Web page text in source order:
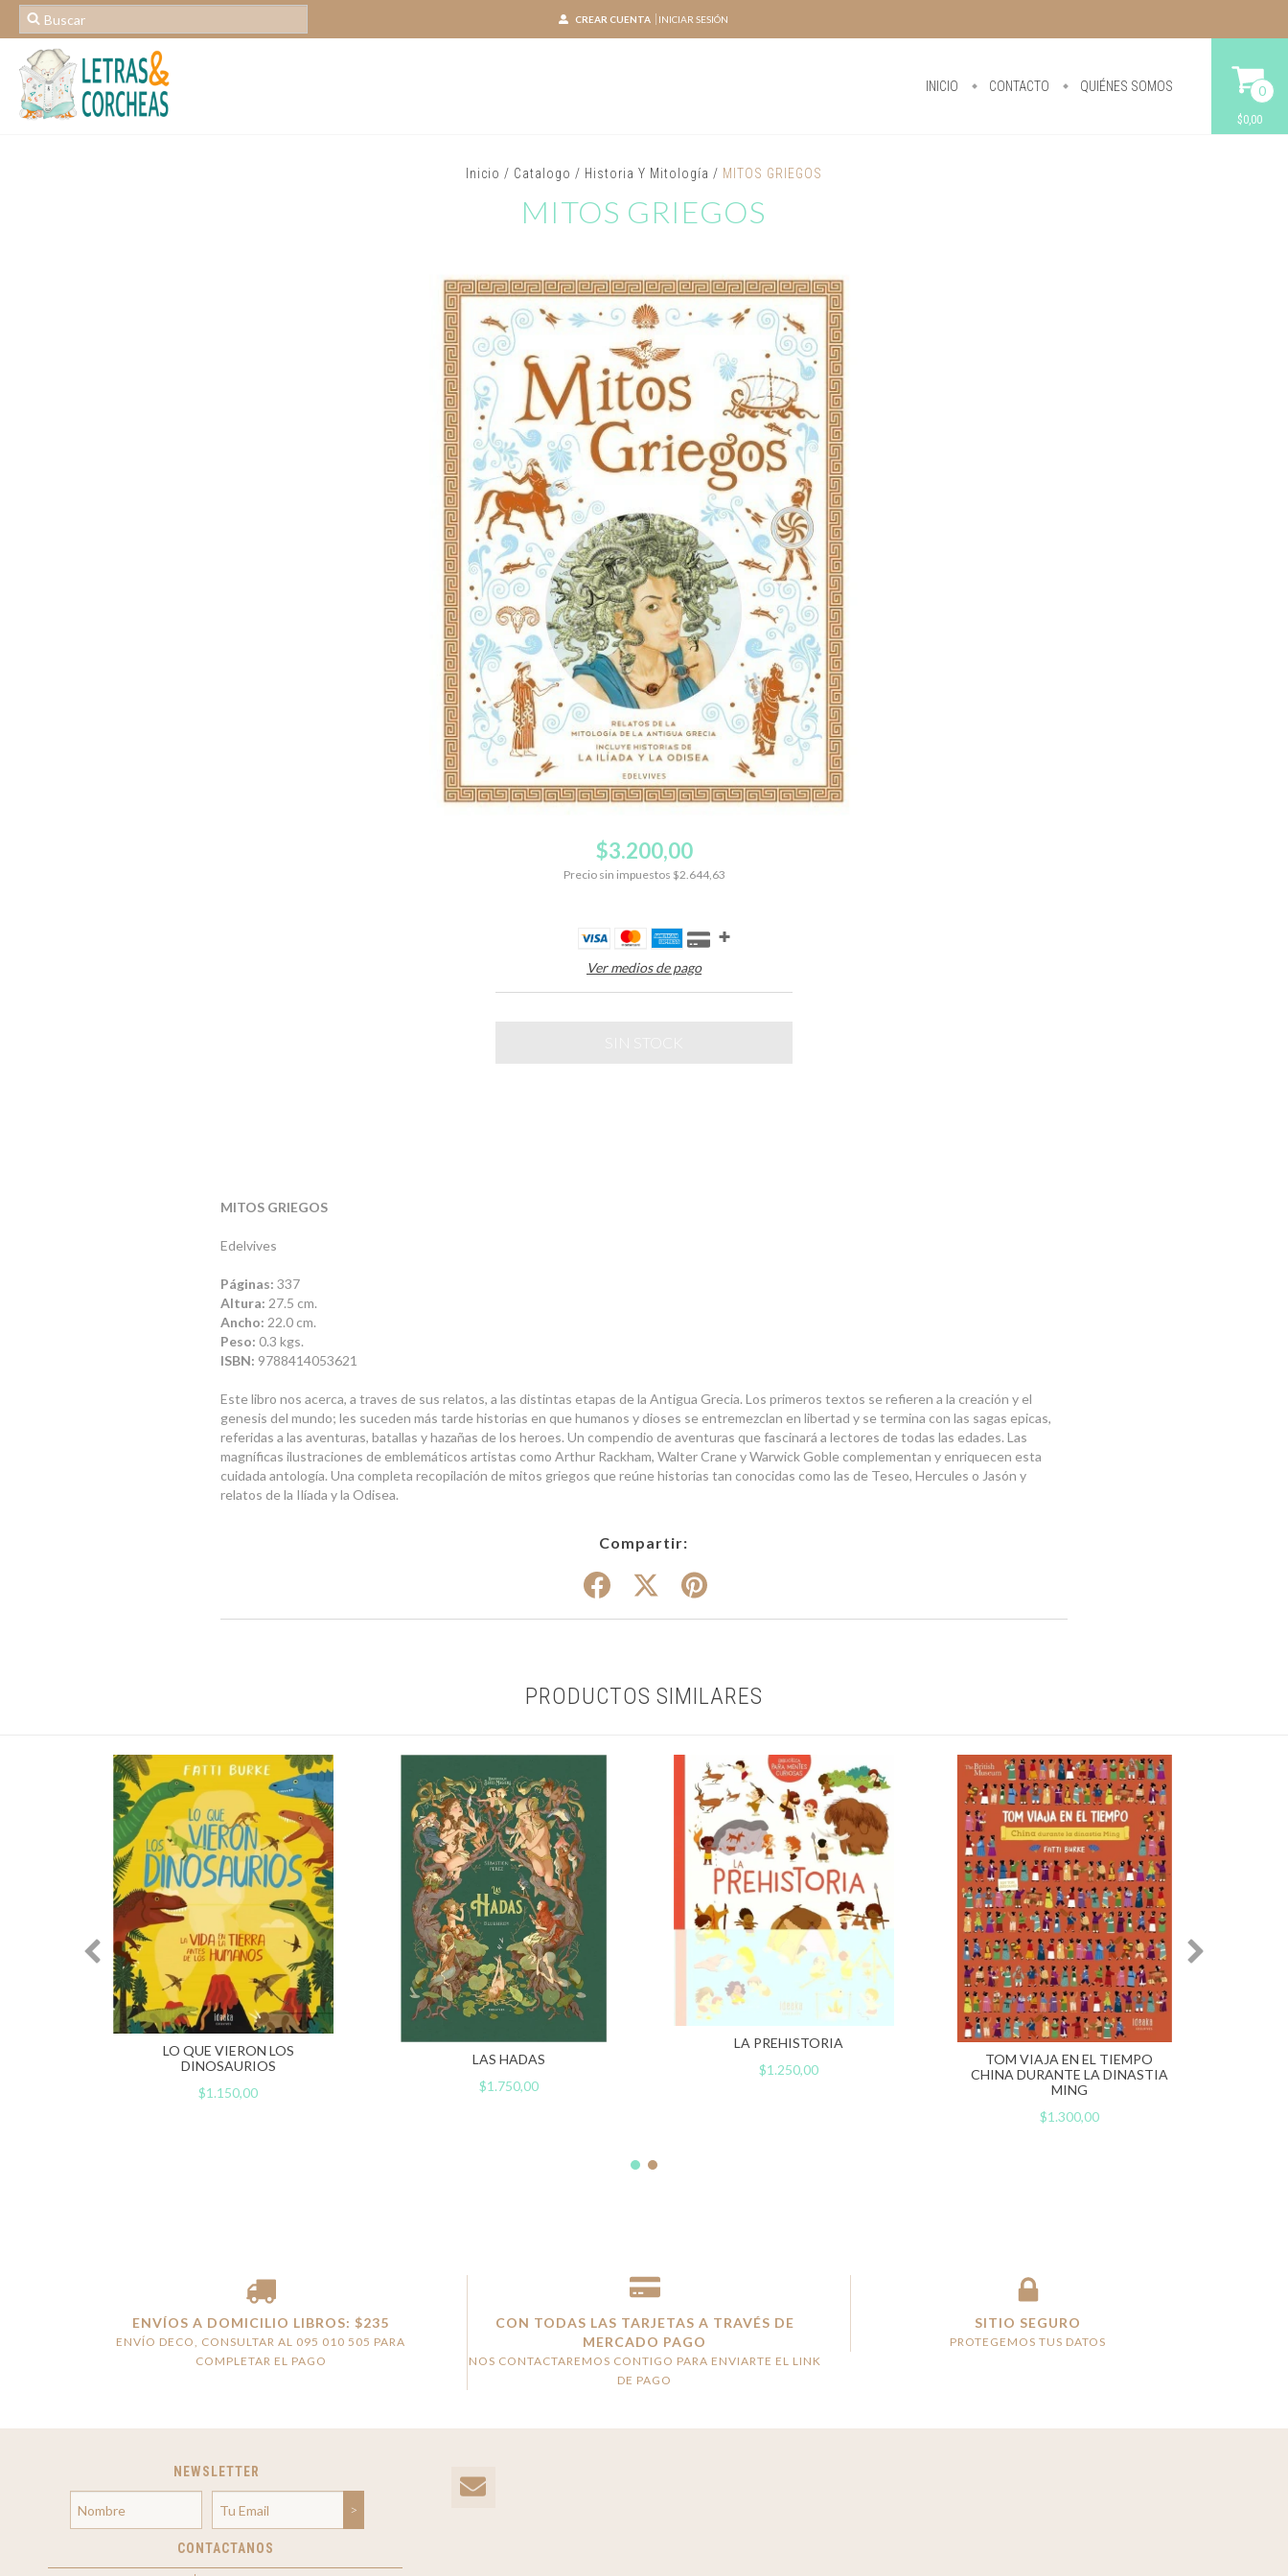
CREAR CUENTA INICIAR SESIÓN
INICIO CONTACTO QUIÉNES SOMOS 0
$0,00
Inicio / Catalogo / Historia Y Mitología / MITOS GRIEGOS
MITOS GRIEGOS
$3.200,00
Precio sin impuestos $2.644,63
Ver medios de pago
MITOS GRIEGOS
Edelvives
Páginas: 337
Altura: 27.5 cm.
Ancho: 22.0 cm.
Peso: 0.3 kgs.
ISBN: 9788414053621
Este libro nos acerca, a traves de sus relatos, a las distintas etapas de la Antigua Grecia. Los primeros textos se refieren a la creación y el
genesis del mundo; les suceden más tarde historias en que humanos y dioses se entremezclan en libertad y se termina con las sagas epicas,
referidas a las aventuras, batallas y hazañas de los heroes. Un compendio de aventuras que fascinará a lectores de todas las edades. Las
magníficas ilustraciones de emblemáticos artistas como Arthur Rackham, Walter Crane y Warwick Goble complementan y enriquecen esta
cuidada antología. Una completa recopilación de mitos griegos que reúne historias tan conocidas como las de Teseo, Hercules o Jasón y
relatos de la Ilíada y la Odisea.
Compartir:
PRODUCTOS SIMILARES
LO QUE VIERON LOS
DINOSAURIOS
$1.150,00
LAS HADAS
$1.750,00
LA PREHISTORIA
$1.250,00
TOM VIAJA EN EL TIEMPO
CHINA DURANTE LA DINASTIA
MING
$1.300,00
ENVÍOS A DOMICILIO LIBROS: $235
ENVÍO DECO, CONSULTAR AL 095 010 505 PARA
COMPLETAR EL PAGO
CON TODAS LAS TARJETAS A TRAVÉS DE
MERCADO PAGO
NOS CONTACTAREMOS CONTIGO PARA ENVIARTE EL LINK
DE PAGO
SITIO SEGURO
PROTEGEMOS TUS DATOS
NEWSLETTER
CONTACTANOS